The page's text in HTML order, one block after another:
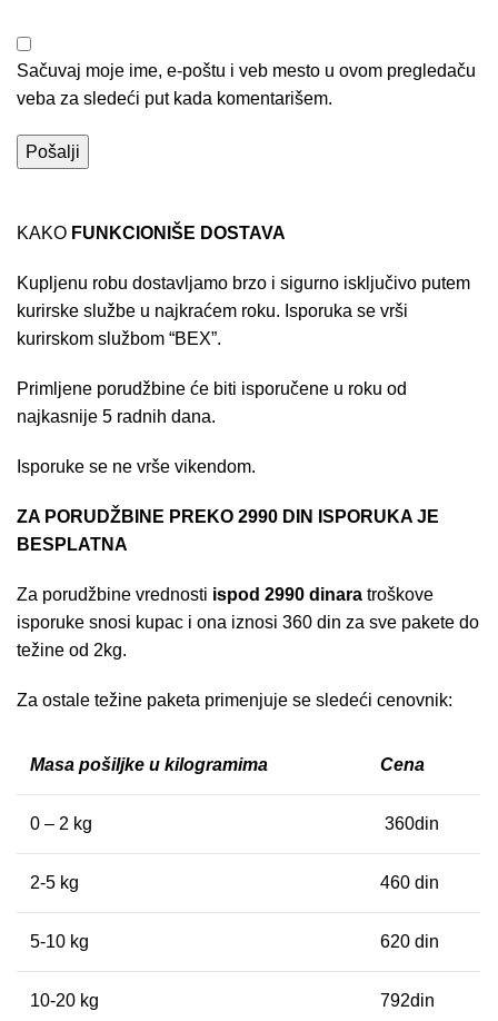
Sačuvaj moje ime, e-poštu i veb mesto u ovom pregledaču
veba za sledeći put kada komentarišem.
KAKO FUNKCIONIŠE DOSTAVA
Kupljenu robu dostavljamo brzo i sigurno isključivo putem
kurirske službe u najkraćem roku. Isporuka se vrši
kurirskom službom “BEX”.
Primljene porudžbine će biti isporučene u roku od
najkasnije 5 radnih dana.
Isporuke se ne vrše vikendom.
ZA PORUDŽBINE PREKO 2990 DIN ISPORUKA JE
BESPLATNA
Za porudžbine vrednosti ispod 2990 dinara troškove
isporuke snosi kupac i ona iznosi 360 din za sve pakete do
težine od 2kg.
Za ostale težine paketa primenjuje se sledeći cenovnik:
Masa pošiljke u kilogramima Cena
0 – 2 kg 360din
2-5 kg 460 din
5-10 kg 620 din
10-20 kg 792din